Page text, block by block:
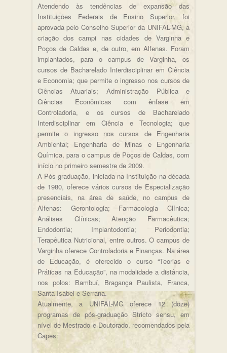
Atendendo às tendências de expansão das
Instituições Federais de Ensino Superior, foi
aprovada pelo Conselho Superior da UNIFAL-MG, a
criação dos campi nas cidades de Varginha e
Poços de Caldas e, de outro, em Alfenas. Foram
implantados, para o campus de Varginha, os
cursos de Bacharelado Interdisciplinar em Ciência
e Economia; que permite o ingresso nos cursos de
Ciências Atuariais; Administração Pública e
Ciências Econômicas com ênfase em
Controladoria, e os cursos de Bacharelado
Interdisciplinar em Ciência e Tecnologia; que
permite o ingresso nos cursos de Engenharia
Ambiental; Engenharia de Minas e Engenharia
Química, para o campus de Poços de Caldas, com
início no primeiro semestre de 2009.
A Pós-graduação, iniciada na Instituição na década
de 1980, oferece vários cursos de Especialização
presenciais, na área de saúde, no campus de
Alfenas: Gerontologia; Farmacologia Clínica;
Análises Clínicas; Atenção Farmacêutica;
Endodontia; Implantodontia; Periodontia;
Terapêutica Nutricional, entre outros. O campus de
Varginha oferece Controladoria e Finanças. Na área
de Educação, é oferecido o curso “Teorias e
Práticas na Educação”, na modalidade a distância,
nos polos: Bambuí, Bragança Paulista, Franca,
Santa Isabel e Serrana.
Atualmente, a UNIFAL-MG oferece 12 (doze)
programas de pós-graduação Stricto sensu, em
nível de Mestrado e Doutorado, recomendados pela
Capes: